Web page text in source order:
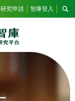
研究申請 智庫登入